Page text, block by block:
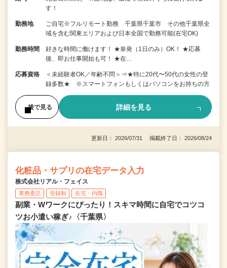
す！
勤務地
ご自宅※フルリモート勤務 千葉県千葉市 その他千葉県全
域を含む関東エリアおよび日本全国で勤務可能(在宅OK)
勤務時間
好きな時間に働けます！ ★単発（1日のみ）OK！ ★応募
後、即お仕事開始も可！ ★在…
応募資格
＜未経験者OK／年齢不問＞⇒★特に20代〜50代の女性の登
録多数★ ※スマートフォンもしくはパソコンをお持ちの方
後で見る 詳細を見る
更新日： 2026/07/31 掲載終了日： 2026/08/24
化粧品・サプリの在宅データ入力
株式会社リアル・フェイス
業務委託 登録制 在宅・内職
副業・Wワークにぴったり！スキマ時間に自宅でコツコ
ツお小遣い稼ぎ♪〈千葉県〉